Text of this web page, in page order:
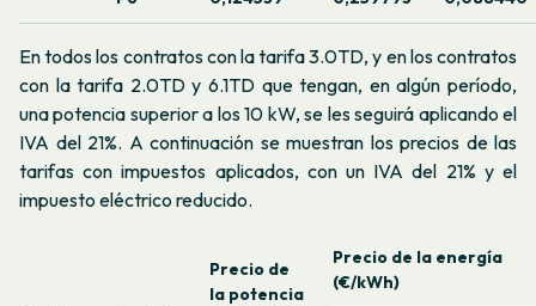
En todos los contratos con la tarifa 3.0TD, y en los contratos
con la tarifa 2.0TD y 6.1TD que tengan, en algún período,
una potencia superior a los 10 kW, se les seguirá aplicando el
IVA del 21%. A continuación se muestran los precios de las
tarifas con impuestos aplicados, con un IVA del 21% y el
impuesto eléctrico reducido.
Precio de
la potencia
Precio de la energía
(€/kWh)